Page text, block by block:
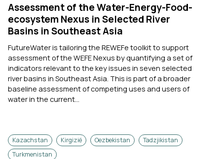
Assessment of the Water-Energy-Food-
ecosystem Nexus in Selected River
Basins in Southeast Asia
FutureWater is tailoring the REWEFe toolkit to support
assessment of the WEFE Nexus by quantifying a set of
indicators relevant to the key issues in seven selected
river basins in Southeast Asia. This is part of a broader
baseline assessment of competing uses and users of
water in the current...
Kazachstan Kirgizië Oezbekistan
Tadzjikistan
Turkmenistan